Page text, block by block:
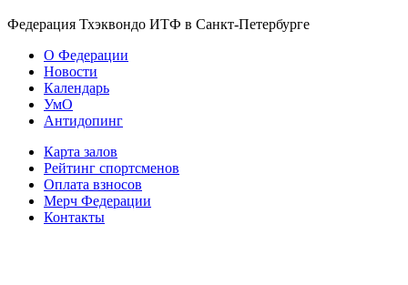
Федерация Тхэквондо ИТФ в Санкт-Петербурге
О Федерации
Новости
Календарь
УмО
Антидопинг
Карта залов
Рейтинг спортсменов
Оплата взносов
Мерч Федерации
Контакты